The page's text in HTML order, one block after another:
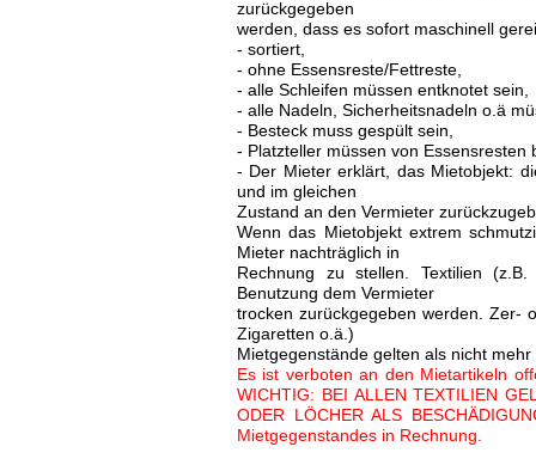
zurückgegeben
werden, dass es sofort maschinell
- sortiert,
- ohne Essensreste/Fettreste,
- alle Schleifen müssen entknotet sein,
- alle Nadeln, Sicherheitsnadeln o.ä
- Besteck muss gespült sein,
- Platzteller müssen von Essensresten
- Der Mieter erklärt, das Mietobjekt:
und im gleichen
Zustand an den Vermieter
Wenn das Mietobjekt extrem
Mieter nachträglich in
Rechnung zu stellen. Textilien
Benutzung dem Vermieter
trocken zurückgegeben werden. Zer-
Zigaretten o.ä.)
Mietgegenstände gelten als nicht mehr
Es ist verboten an den Mietartikeln
WICHTIG: BEI ALLEN TEXTILIEN
ODER LÖCHER ALS
Mietgegenstandes in Rechnung.